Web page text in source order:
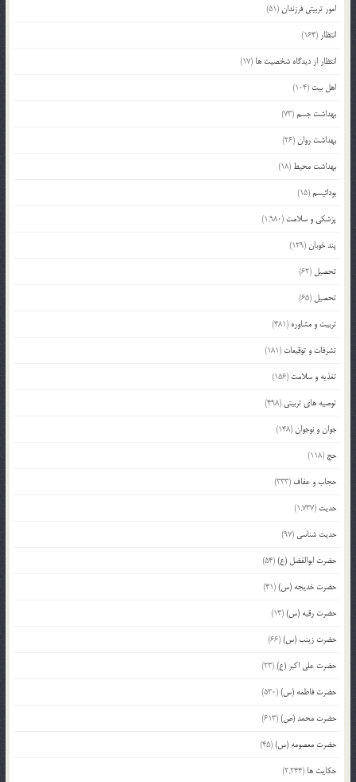
امور تربیتی فرزندان(51)
انتظار (164)
انتظار از دیدگاه شخصیت ها (17)
اهل بیت (104)
بهداشت جسم(73)
بهداشت روان(26)
بهداشت محیط (18)
بودائیسم(15)
پزشکی و سلامت (1,980)
پند خوبان(129)
تحصیل (62)
تحصیل (65)
تربیت و مشاوره (481)
تشرفات و توقیعات (181)
تغذیه و سلامت (156)
توصیه های تربیتی (498)
جوان و نوجوان(148)
حج (118)
حجاب و عفاف (333)
حدیث (1,737)
حدیث شناسی (97)
حضرت ابوالفضل (ع)(54)
حضرت خدیجه (س)(41)
حضرت رقیه (س)(13)
حضرت زینب (س)(66)
حضرت علی اکبر (ع)(23)
حضرت فاطمه (س)(530)
حضرت محمد (ص)(613)
حضرت معصومه (س)(45)
حکایت ها (2,244)